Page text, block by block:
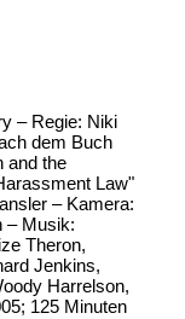
– Regie: Niki
dem Buch
and the
Law"
– Kamera:
– Musik:
Theron,
Jenkins,
Harrelson,
125 Minuten